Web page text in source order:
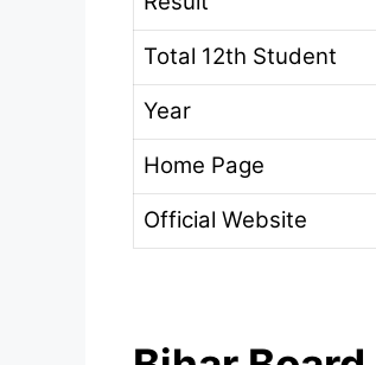
Total 12th Student
Year
Home Page
Official Website